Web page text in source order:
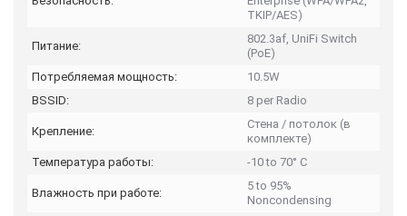
TKIP/AES)
Питание:
802.3af, UniFi Switch
(PoE)
Потребляемая мощность:
10.5W
BSSID:
8 per Radio
Крепление:
Стена / потолок (в
комплекте)
Температура работы:
-10 to 70° C
Влажность при работе:
5 to 95%
Noncondensing